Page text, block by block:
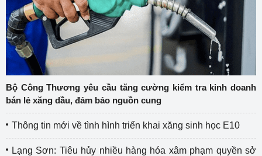
Bộ Công Thương yêu cầu tăng cường kiểm tra kinh doanh
bán lẻ xăng dầu, đảm bảo nguồn cung
Thông tin mới về tình hình triển khai xăng sinh học E10
Lạng Sơn: Tiêu hủy nhiều hàng hóa xâm phạm quyền sở